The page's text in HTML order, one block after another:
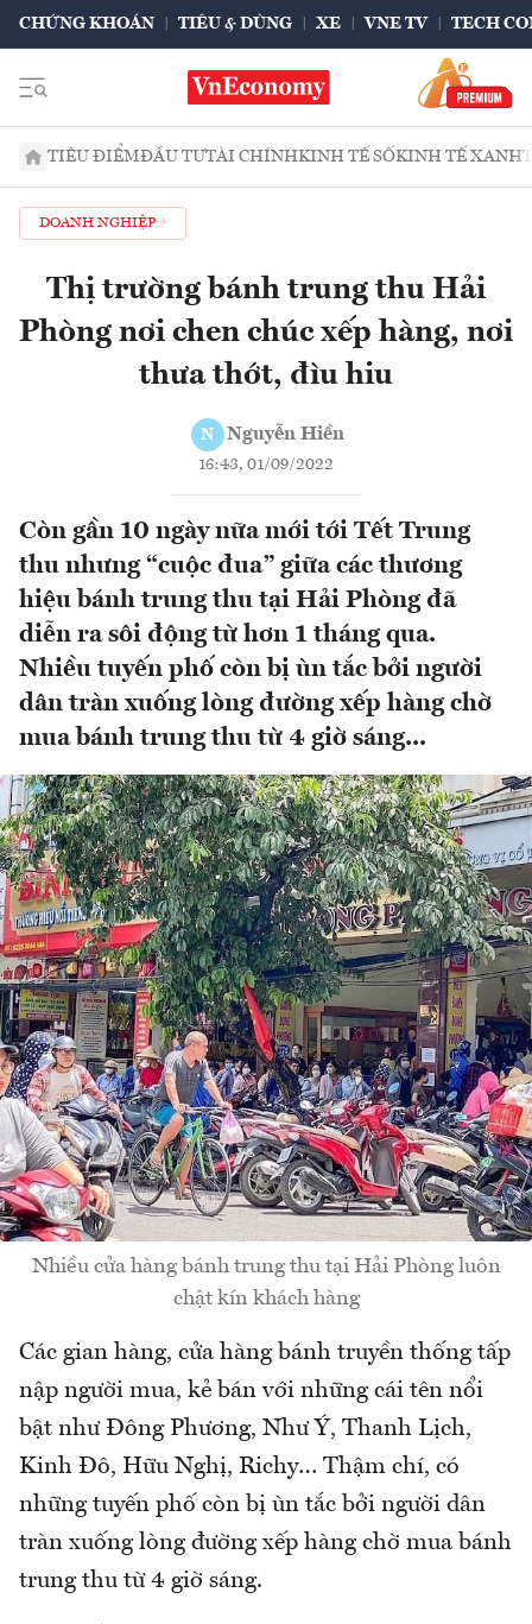
CHỨNG KHOÁN TIÊU & DÙNG XE VNE TV TECH
TIÊU ĐIỂMĐẦU TƯTÀI CHÍNHKINH TẾ SỐKINH TẾ XANH
DOANH NGHIỆP
Thị trường bánh trung thu Hải
Phòng nơi chen chúc xếp hàng, nơi
thưa thớt, đìu hiu
N Nguyễn Hiền
16:43, 01/09/2022
Còn gần 10 ngày nữa mới tới Tết Trung
thu nhưng “cuộc đua” giữa các thương
hiệu bánh trung thu tại Hải Phòng đã
diễn ra sôi động từ hơn 1 tháng qua.
Nhiều tuyến phố còn bị ùn tắc bởi người
dân tràn xuống lòng đường xếp hàng chờ
mua bánh trung thu từ 4 giờ sáng...
Nhiều cửa hàng bánh trung thu tại Hải Phòng luôn
chật kín khách hàng
Các gian hàng, cửa hàng bánh truyền thống tấp
nập người mua, kẻ bán với những cái tên nổi
bật như Đông Phương, Như Ý, Thanh Lịch,
Kinh Đô, Hữu Nghị, Richy… Thậm chí, có
những tuyến phố còn bị ùn tắc bởi người dân
tràn xuống lòng đường xếp hàng chờ mua bánh
trung thu từ 4 giờ sáng.